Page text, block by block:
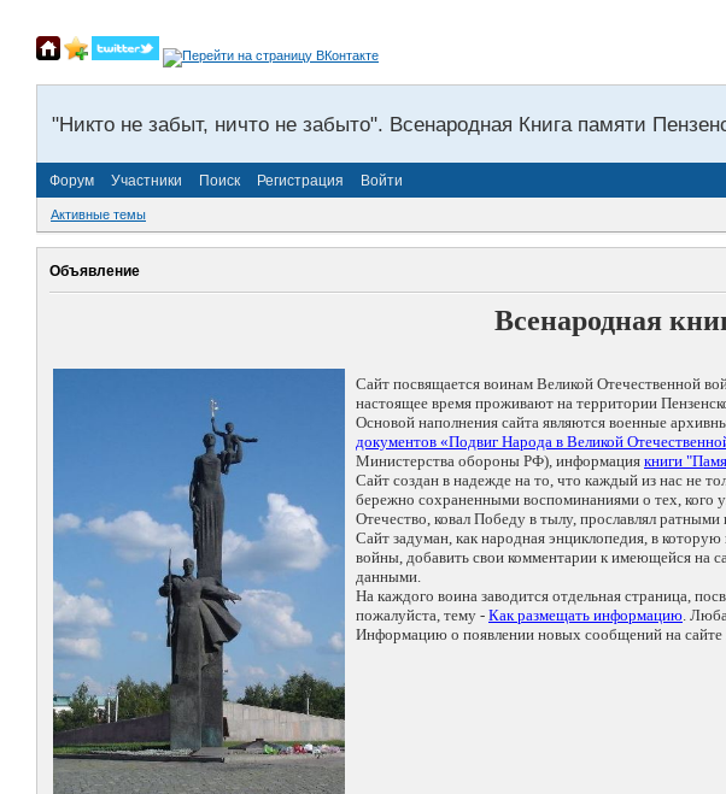
"Никто не забыт, ничто не забыто". Всенародная Книга памяти
Форум Участники Поиск Регистрация Войти
Активные темы
Объявление
Всенародная
Сайт посвящается воинам Великой Отечественной
настоящее время проживают на территории
Основой наполнения сайта являются военные
документов «Подвиг Народа в Великой
Министерства обороны РФ), информация книги
Сайт создан в надежде на то, что каждый из нас не
бережно сохраненными воспоминаниями о тех, кого
Отечество, ковал Победу в тылу, прославлял
Сайт задуман, как народная энциклопедия, в
войны, добавить свои комментарии к имеющейся
данными.
На каждого воина заводится отдельная страница,
пожалуйста, тему - Как размещать информацию.
Информацию о появлении новых сообщений на сайте